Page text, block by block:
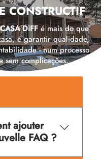
CONSTRUCTIF
CASA DiFF é mais do que
é garantir qualidade,
- num processo
sem complicações.
ajouter
FAQ ?